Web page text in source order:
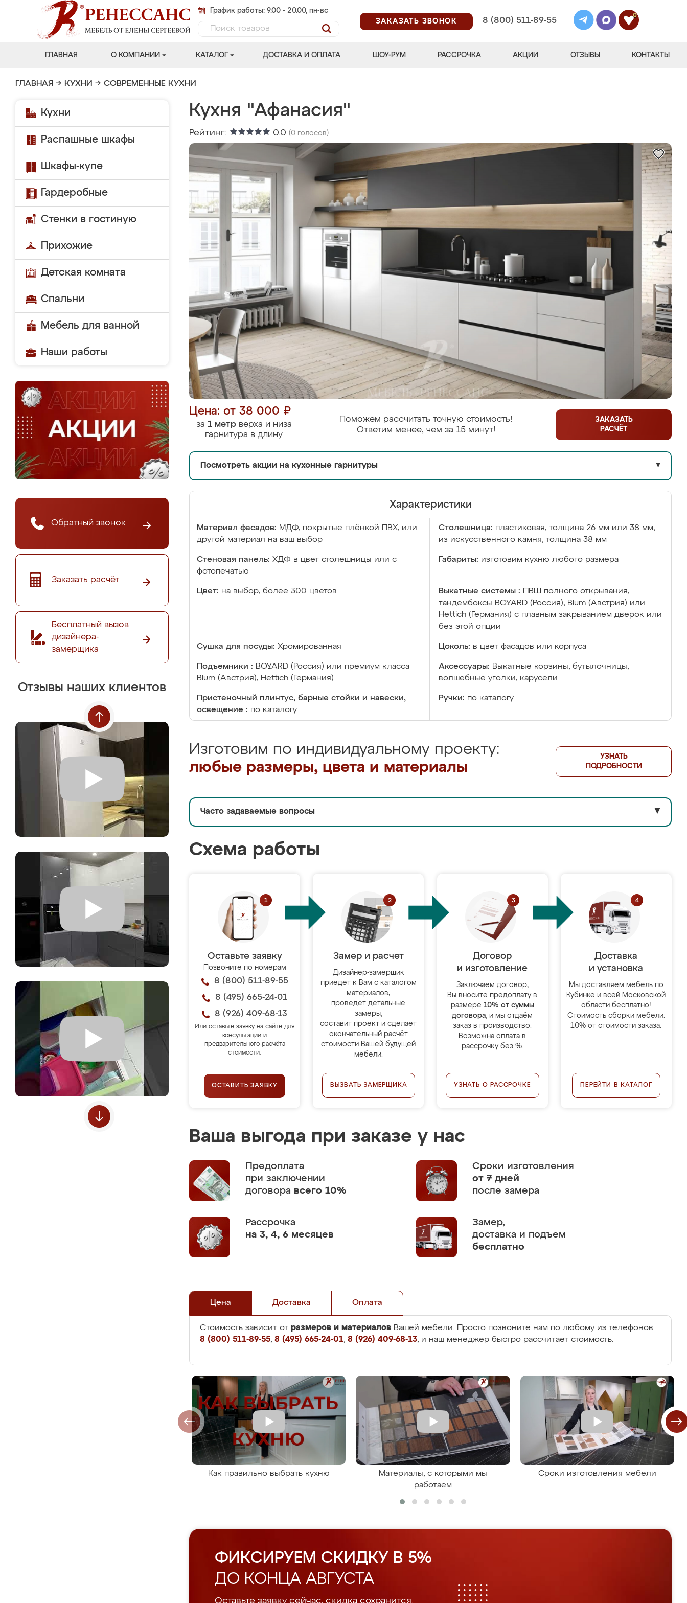
График работы: 9.00 - 20.00, пн-вс
ЗАКАЗАТЬ ЗВОНОК
8 (800) 511-89-55
0
ГЛАВНАЯ О КОМПАНИИ КАТАЛОГ ДОСТАВКА И ОПЛАТА ШОУ-РУМ РАССРОЧКА АКЦИИ ОТЗЫВЫ КОНТАКТЫ
ГЛАВНАЯ → КУХНИ → СОВРЕМЕННЫЕ КУХНИ
Кухни
Распашные шкафы
Шкафы-купе
Гардеробные
Стенки в гостиную
Прихожие
Детская комната
Спальни
Мебель для ванной
Наши работы
Обратный звонок
Заказать расчёт
Бесплатный вызов
дизайнера-
замерщика
Отзывы наших клиентов
Кухня "Афанасия"
Рейтинг: 0.0 (0 голосов)
Цена: от 38 000 ₽
за 1 метрверха и низа
гарнитура в длину
Поможем рассчитать точную стоимость!
Ответим менее, чем за 15 минут!
ЗАКАЗАТЬ
РАСЧЁТ
Посмотреть акции на кухонные гарнитуры ▼
Характеристики
Материал фасадов: МДФ, покрытые плёнкой ПВХ, или
другой материал на ваш выбор
Столешница: пластиковая, толщина 26 мм или 38 мм;
из искусственного камня, толщина 38 мм
Стеновая панель: ХДФ в цвет столешницы или с
фотопечатью
Габариты: изготовим кухню любого размера
Цвет: на выбор, более 300 цветов Выкатные системы :
ПВШ полного открывания,
тандембоксы BOYARD (Россия), Blum (Австрия) или
Hettich (Германия) с плавным закрыванием дверок или
без этой опции
Сушка для посуды: Хромированная Цоколь: в цвет фасадов или корпуса
Подъемники : BOYARD (Россия) или премиум класса
Blum (Австрия), Hettich (Германия)
Аксессуары: Выкатные корзины, бутылочницы,
волшебные уголки, карусели
Пристеночный плинтус, барные стойки и навески,
освещение : по каталогу
Ручки: по каталогу
Изготовим по индивидуальному проекту:
любые размеры, цвета и материалы
УЗНАТЬ
ПОДРОБНОСТИ
Часто задаваемые вопросы ▼
Схема работы
Оставьте заявку
Позвоните по номерам
8 (800) 511-89-55
8 (495) 665-24-01
8 (926) 409-68-13
Или оставьте заявку на сайте для
консультации и
предварительного расчёта
стоимости.
ОСТАВИТЬ ЗАЯВКУ
Замер и расчет
Дизайнер-замерщик
приедет к Вам с каталогом
материалов,
проведёт детальные
замеры,
составит проект и сделает
окончательный расчёт
стоимости Вашей будущей
мебели.
ВЫЗВАТЬ ЗАМЕРЩИКА
Договор
и изготовление
Заключаем договор,
Вы вносите предоплату в
размере 10% от суммы
договора, и мы отдаём
заказ в производство.
Возможна оплата в
рассрочку без %.
УЗНАТЬ О РАССРОЧКЕ
Доставка
и установка
Мы доставляем мебель по
Кубинке и всей Московской
области бесплатно!
Стоимость сборки мебели:
10% от стоимости заказа.
ПЕРЕЙТИ В КАТАЛОГ
Ваша выгода при заказе у нас
Предоплата
при заключении
договора всего 10%
Сроки изготовления
от 7 дней
после замера
Рассрочка
на 3, 4, 6 месяцев
Замер,
доставка и подъем
бесплатно
Цена Доставка Оплата
Стоимость зависит от размеров и материалов Вашей мебели. Просто позвоните нам по любому из телефонов:
8 (800) 511-89-55, 8 (495) 665-24-01, 8 (926) 409-68-13, и наш менеджер быстро рассчитает стоимость.
Как правильно выбрать кухню
Материалы, с которыми мы
работаем
Сроки изготовления мебели
ФИКСИРУЕМ СКИДКУ В 5%
ДО КОНЦА АВГУСТА
Оставьте заявку сейчас, скидка сохранится.